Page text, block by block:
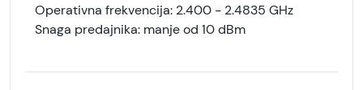
Operativna frekvencija: 2.400 - 2.4835 GHz
Snaga predajnika: manje od 10 dBm